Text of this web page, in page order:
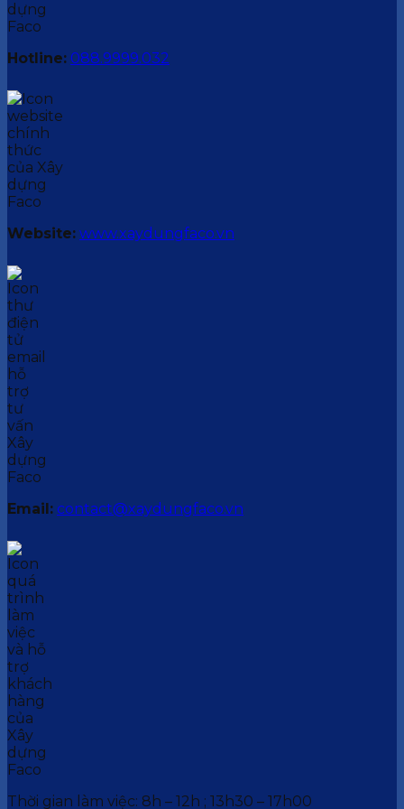
Hotline: 088.9999.032
Website: www.xaydungfaco.vn
Email: contact@xaydungfaco.vn
Thời gian làm việc: 8h – 12h ; 13h30 – 17h00